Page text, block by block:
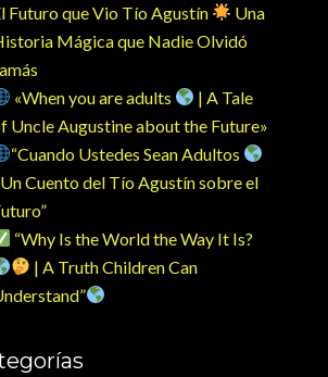
Futuro que Vio Tío Agustín
Una
Mágica que Nadie Olvidó
«When you are adults
| A Tale
Uncle Augustine about the Future»
“Cuando Ustedes Sean Adultos
Cuento del Tío Agustín sobre el
“Why Is the World the Way It Is?
| A Truth Children Can